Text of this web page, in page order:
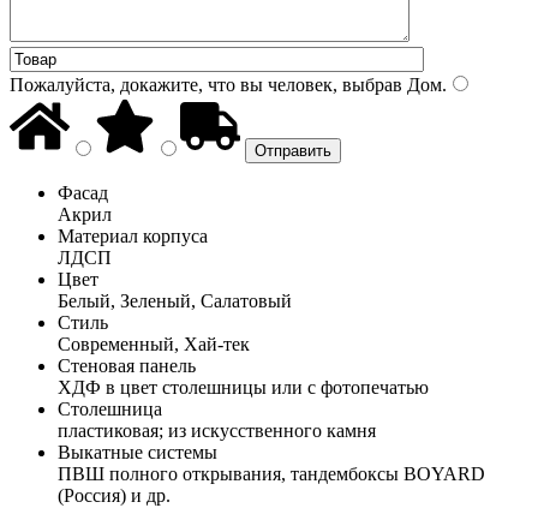
Пожалуйста, докажите, что вы человек, выбрав Дом.
Фасад
Акрил
Материал корпуса
ЛДСП
Цвет
Белый, Зеленый, Салатовый
Стиль
Современный, Хай-тек
Стеновая панель
ХДФ в цвет столешницы или с фотопечатью
Столешница
пластиковая; из искусственного камня
Выкатные системы
ПВШ полного открывания, тандембоксы BOYARD
(Россия) и др.